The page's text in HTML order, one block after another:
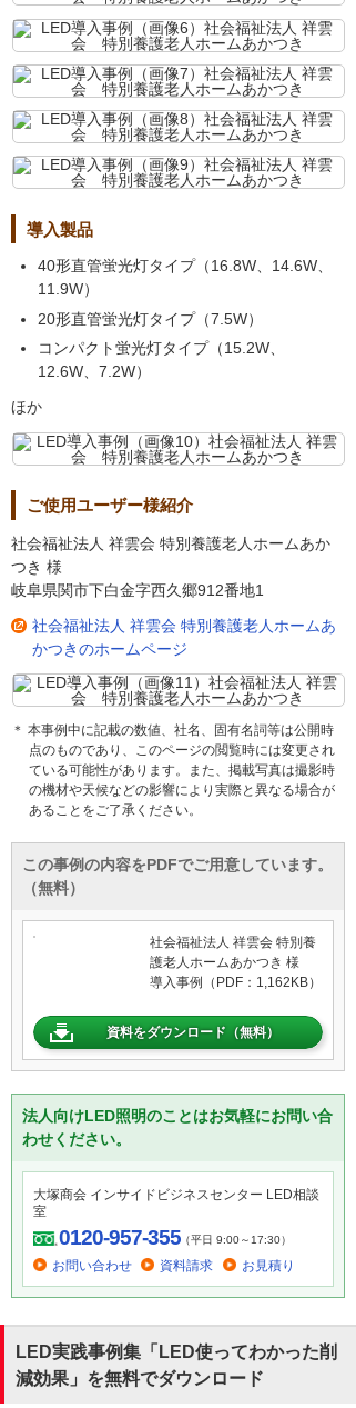
導入製品
40形直管蛍光灯タイプ（16.8W、14.6W、
11.9W）
20形直管蛍光灯タイプ（7.5W）
コンパクト蛍光灯タイプ（15.2W、
12.6W、7.2W）
ほか
ご使用ユーザー様紹介
社会福祉法人 祥雲会 特別養護老人ホームあか
つき 様
岐阜県関市下白金字西久郷912番地1
社会福祉法人 祥雲会 特別養護老人ホームあ
かつきのホームページ
＊ 本事例中に記載の数値、社名、固有名詞等は公開時
点のものであり、このページの閲覧時には変更され
ている可能性があります。また、掲載写真は撮影時
の機材や天候などの影響により実際と異なる場合が
あることをご了承ください。
この事例の内容をPDFでご用意しています。
（無料）
社会福祉法人 祥雲会 特別養
護老人ホームあかつき 様
導入事例（PDF：1,162KB）
資料をダウンロード（無料）
法人向けLED照明のことはお気軽にお問い合
わせください。
大塚商会 インサイドビジネスセンター LED相談
室
0120-957-355（平日 9:00～17:30）
お問い合わせ 資料請求 お見積り
LED実践事例集「LED使ってわかった削
減効果」を無料でダウンロード